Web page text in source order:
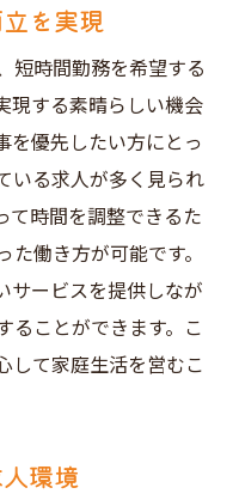
を実現
短時間勤務を希望する
現する素晴らしい機会
を優先したい方にとっ
いる求人が多く見られ
て時間を調整できるた
働き方が可能です。
サービスを提供しなが
ることができます。こ
して家庭生活を営むこ
環境